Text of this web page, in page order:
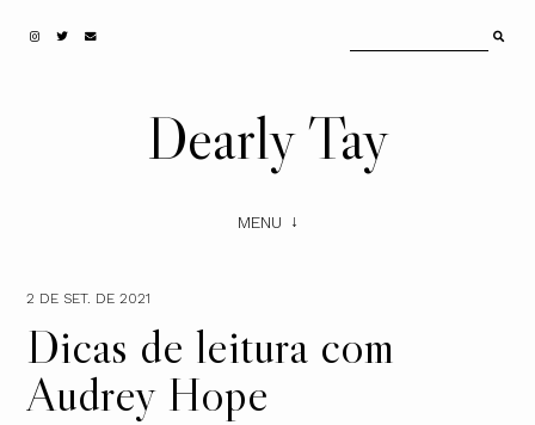
Dearly Tay
MENU
2 DE SET. DE 2021
Dicas de leitura com
Audrey Hope